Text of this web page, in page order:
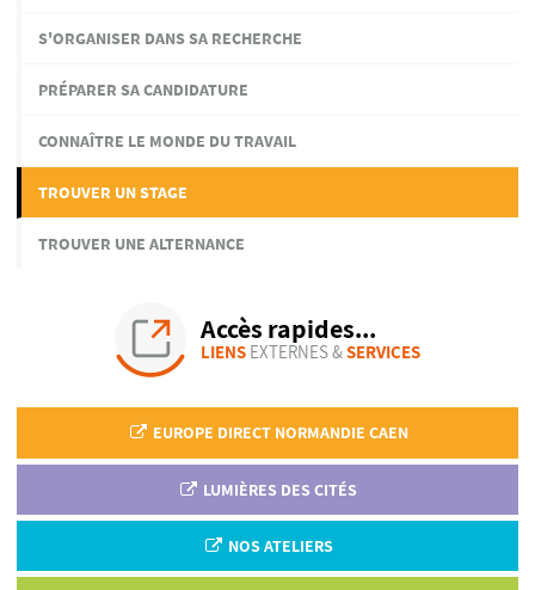
S'ORGANISER DANS SA RECHERCHE
PRÉPARER SA CANDIDATURE
CONNAÎTRE LE MONDE DU TRAVAIL
TROUVER UN STAGE
TROUVER UNE ALTERNANCE
Accès rapides...
LIENSEXTERNES &SERVICES
EUROPE DIRECT NORMANDIE CAEN
LUMIÈRES DES CITÉS
NOS ATELIERS